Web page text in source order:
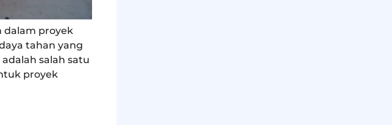
dalam proyek
tahan yang
salah satu
proyek